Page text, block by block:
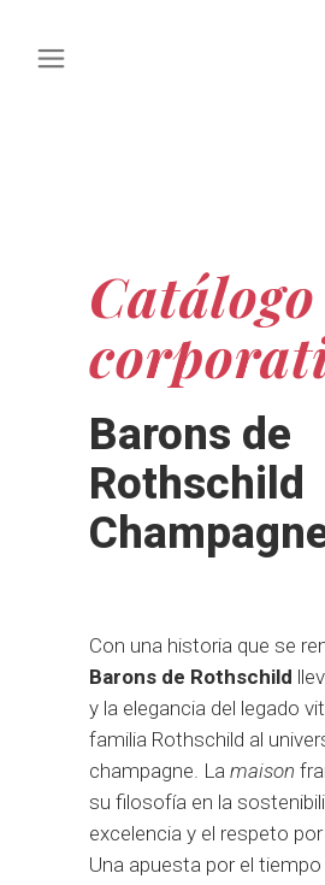
Catálogo
Barons de
Rothschild
Con una historia que se
Barons de Rothschild
y la elegancia del legado
familia Rothschild al
champagne. La maison
su filosofía en la
excelencia y el respeto
Una apuesta por el